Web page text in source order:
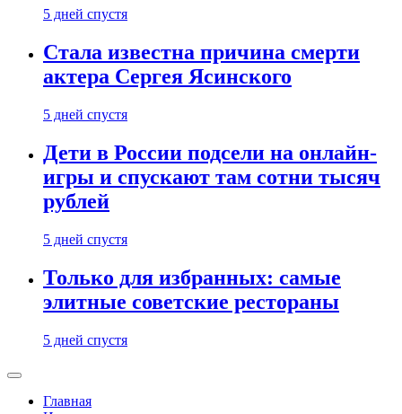
5 дней спустя
Стала известна причина смерти
актера Сергея Ясинского
5 дней спустя
Дети в России подсели на онлайн-
игры и спускают там сотни тысяч
рублей
5 дней спустя
Только для избранных: самые
элитные советские рестораны
5 дней спустя
Главная